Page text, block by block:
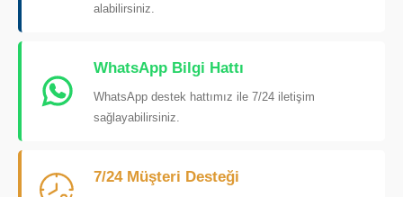
alabilirsiniz.
WhatsApp Bilgi Hattı
WhatsApp destek hattımız ile 7/24 iletişim
sağlayabilirsiniz.
7/24 Müşteri Desteği